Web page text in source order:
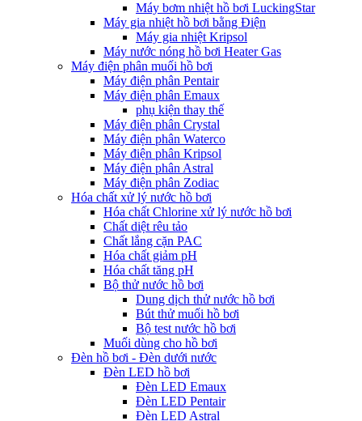
Máy bơm nhiệt hồ bơi LuckingStar
Máy gia nhiệt hồ bơi bằng Điện
Máy gia nhiệt Kripsol
Máy nước nóng hồ bơi Heater Gas
Máy điện phân muối hồ bơi
Máy điện phân Pentair
Máy điện phân Emaux
phụ kiện thay thế
Máy điện phân Crystal
Máy điện phân Waterco
Máy điện phân Kripsol
Máy điện phân Astral
Máy điện phân Zodiac
Hóa chất xử lý nước hồ bơi
Hóa chất Chlorine xử lý nước hồ bơi
Chất diệt rêu tảo
Chất lắng cặn PAC
Hóa chất giảm pH
Hóa chất tăng pH
Bộ thử nước hồ bơi
Dung dịch thử nước hồ bơi
Bút thử muối hồ bơi
Bộ test nước hồ bơi
Muối dùng cho hồ bơi
Đèn hồ bơi - Đèn dưới nước
Đèn LED hồ bơi
Đèn LED Emaux
Đèn LED Pentair
Đèn LED Astral